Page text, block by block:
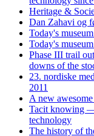
Heritage &
Dan Zahavi og
Today's
Today's
Phase III trail
downs of the
23. nordiske
2011
A new
Tacit knowing —
technology
The history of